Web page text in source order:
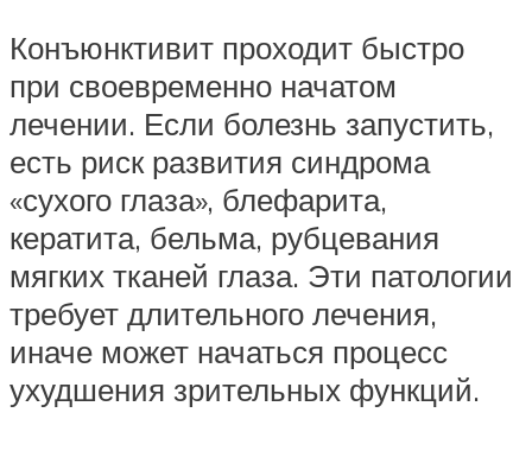
Конъюнктивит проходит быстро
при своевременно начатом
лечении. Если болезнь запустить,
есть риск развития синдрома
«сухого глаза», блефарита,
кератита, бельма, рубцевания
мягких тканей глаза. Эти патологии
требует длительного лечения,
иначе может начаться процесс
ухудшения зрительных функций.